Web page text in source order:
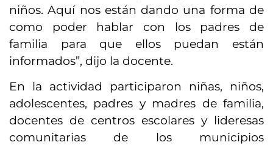
niños. Aquí nos están dando una forma de
como poder hablar con los padres de
familia para que ellos puedan están
informados”, dijo la docente.
En la actividad participaron niñas, niños,
adolescentes, padres y madres de familia,
docentes de centros escolares y lideresas
comunitarias de los municipios